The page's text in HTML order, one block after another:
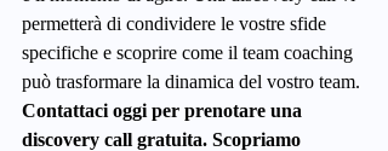
permetterà di condividere le vostre sfide
specifiche e scoprire come il team coaching
può trasformare la dinamica del vostro team.
Contattaci oggi per prenotare una
discovery call gratuita. Scopriamo